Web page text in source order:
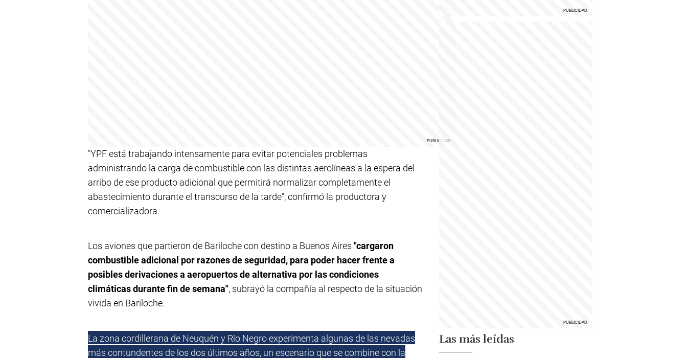
"YPF está trabajando intensamente para evitar potenciales problemas
administrando la carga de combustible con las distintas aerolíneas a la espera del
arribo de ese producto adicional que permitirá normalizar completamente el
abastecimiento durante el transcurso de la tarde", confirmó la productora y
comercializadora.
Los aviones que partieron de Bariloche con destino a Buenos Aires "cargaron
combustible adicional por razones de seguridad, para poder hacer frente a
posibles derivaciones a aeropuertos de alternativa por las condiciones
climáticas durante fin de semana", subrayó la compañía al respecto de la situación
vivida en Bariloche.
La zona cordillerana de Neuquén y Río Negro experimenta algunas de las nevadas
más contundentes de los dos últimos años, un escenario que se combine con la
Las más leídas